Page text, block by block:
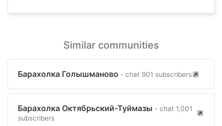
Similar communities
Барахолка Голышманово - chat 901 subscribers
Барахолка Октябрьский-Туймазы - chat 1,001
subscribers